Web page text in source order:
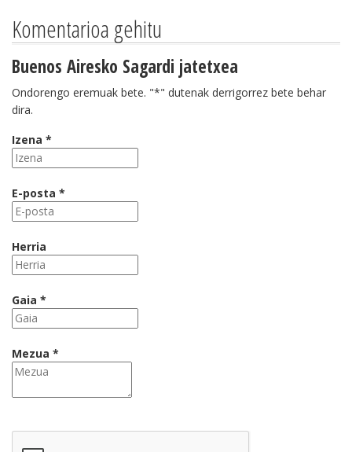
Komentarioa gehitu
Buenos Airesko Sagardi jatetxea
Ondorengo eremuak bete. "*" dutenak derrigorrez bete behar
dira.
Izena *
E-posta *
Herria
Gaia *
Mezua *